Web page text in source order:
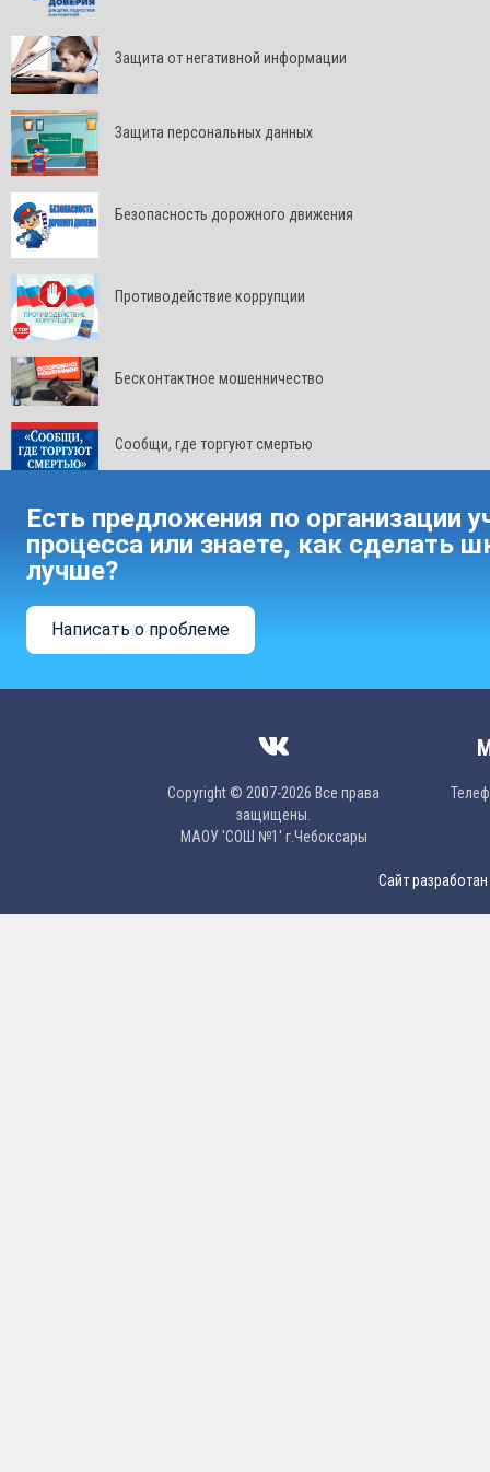
Защита от негативной информации
Защита персональных данных
Безопасность дорожного движения
Противодействие коррупции
Бесконтактное мошенничество
Сообщи, где торгуют смертью
Есть предложения по организации
процесса или знаете, как сделать
лучше?
Написать о проблеме
Copyright © 2007-2026 Все права
защищены.
МAОУ 'CОШ №1' г.Чебоксары
Сайт